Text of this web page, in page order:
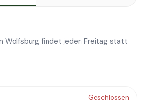
Wolfsburg findet jeden Freitag statt
Geschlossen